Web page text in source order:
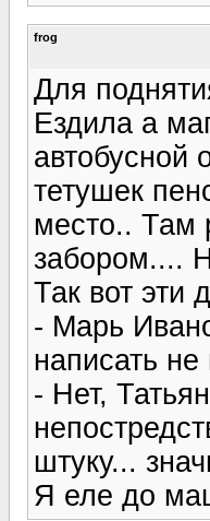
frog
Для
Ездила а
автобусной
тетушек
место.. Там
забором....
Так вот эти
- Марь
написать
- Нет,
штуку...
Я еле до